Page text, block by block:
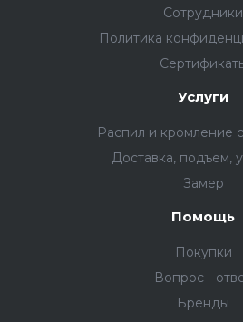
Сотрудники
Политика
Услуги
Распил и кромление
Доставка, подъем,
Замер
Помощь
Покупки
Вопрос -
Бренды